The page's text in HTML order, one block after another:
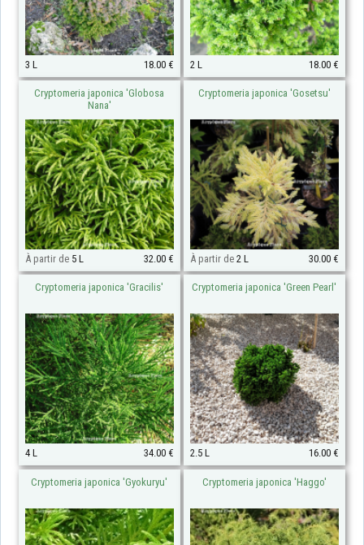
3 L 18.00 € 2 L 18.00 €
Cryptomeria japonica 'Globosa
Nana'
À partir de 5 L 32.00 €
Cryptomeria japonica 'Gosetsu'
À partir de2 L 30.00 €
Cryptomeria japonica 'Gracilis'
4 L 34.00 €
Cryptomeria japonica 'Green Pearl'
2.5 L 16.00 €
Cryptomeria japonica 'Gyokuryu' Cryptomeria japonica 'Haggo'